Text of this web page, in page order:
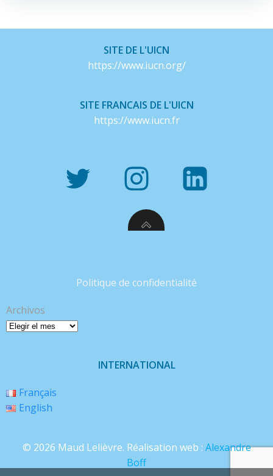
SITE DE L'UICN
https://www.iucn.org/
SITE FRANCAIS DE L'UICN
https://www.iucn.fr
Politique de confidentialité
Archivos
INTERNATIONAL
Français
English
© 2026 Maud Lelièvre. Réalisation web : Alexandre
Boff